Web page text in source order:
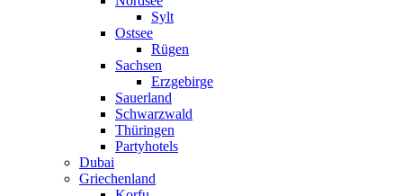
Sylt
Ostsee
Rügen
Sachsen
Erzgebirge
Sauerland
Schwarzwald
Thüringen
Partyhotels
Dubai
Griechenland